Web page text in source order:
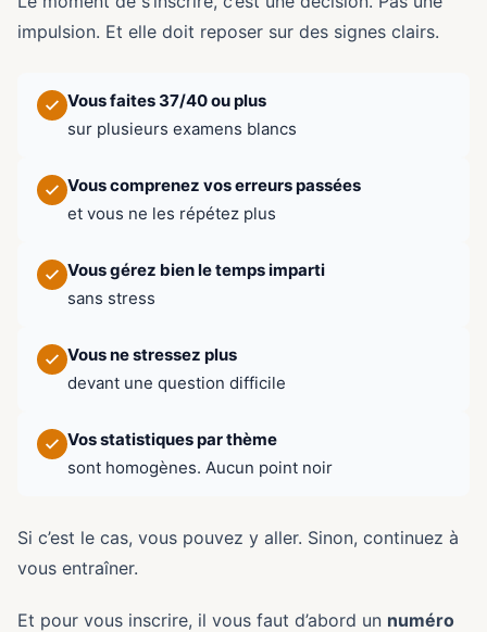
impulsion. Et elle doit reposer sur des signes clairs.
Vous faites 37/40 ou plus
sur plusieurs examens blancs
Vous comprenez vos erreurs passées
et vous ne les répétez plus
Vous gérez bien le temps imparti
sans stress
Vous ne stressez plus
devant une question difficile
Vos statistiques par thème
sont homogènes. Aucun point noir
Si c’est le cas, vous pouvez y aller. Sinon, continuez à
vous entraîner.
Et pour vous inscrire, il vous faut d’abord un numéro